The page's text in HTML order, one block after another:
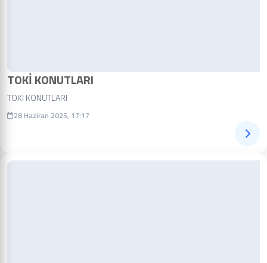
TOKİ KONUTLARI
TOKİ KONUTLARI
28 Haziran 2025, 17:17